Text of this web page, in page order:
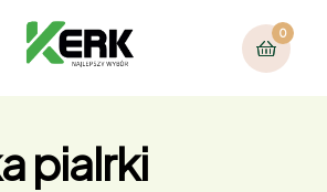
0
pialrki